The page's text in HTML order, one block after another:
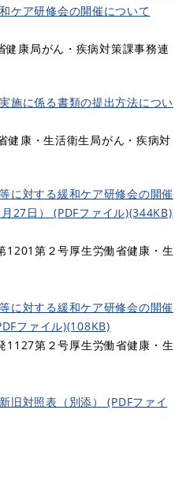
ケア研修会の開催について
健康局がん・疾病対策課事務連
施に係る書類の提出方法につい
健康・生活衛生局がん・疾病対
に対する緩和ケア研修会の開催
27日） (PDFファイル)(344KB)
1201第２号厚生労働省健康・生
に対する緩和ケア研修会の開催
ファイル)(108KB)
1127第２号厚生労働省健康・生
対照表（別添） (PDFファイ